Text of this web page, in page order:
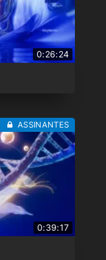
0:26:24
0:39:17
ASSINANTES